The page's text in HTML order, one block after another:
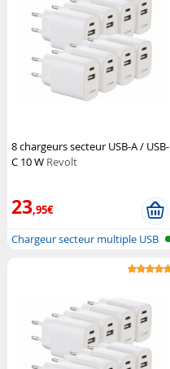
8 chargeurs secteur USB-A / USB-
C 10 W Revolt
23,95€
Chargeur secteur multiple USB